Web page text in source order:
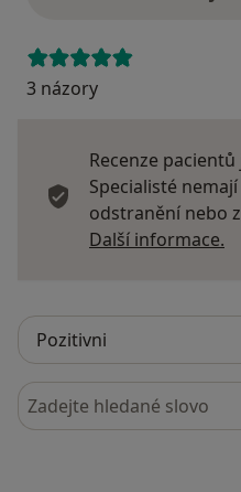
3 názory
Recenze
Specialisté
odstranění nebo
Další informace.
Hledejte v názorech